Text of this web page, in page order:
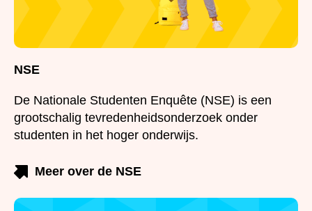
NSE
grootschalig tevredenheidsonderzoek onder studenten
in het hoger onderwijs.